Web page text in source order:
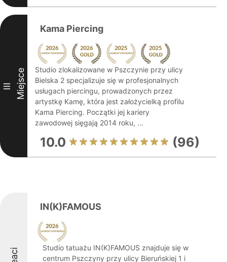
III Miejsce
Kama Piercing
Studio zlokalizowane w Pszczynie przy ulicy
Bielska 2 specjalizuje się w profesjonalnych
usługach piercingu, prowadzonych przez
artystkę Kamę, która jest założycielką profilu
Kama Piercing. Początki jej kariery
zawodowej sięgają 2014 roku, ...
10.0 (96)
IN(K)FAMOUS
Studio tatuażu IN(K)FAMOUS znajduje się w
centrum Pszczyny przy ulicy Bieruńskiej 1 i